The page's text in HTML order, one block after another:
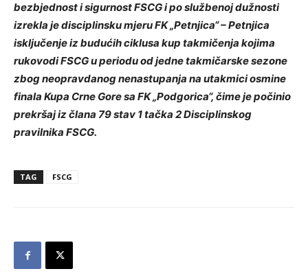
bezbjednost i sigurnost FSCG i po službenoj dužnosti
izrekla je disciplinsku mjeru FK „Petnjica“ – Petnjica
isključenje iz budućih ciklusa kup takmičenja kojima
rukovodi FSCG u periodu od jedne takmičarske sezone
zbog neopravdanog nenastupanja na utakmici osmine
finala Kupa Crne Gore sa FK „Podgorica“, čime je počinio
prekršaj iz člana 79 stav 1 tačka 2 Disciplinskog
pravilnika FSCG.
TAG FSCG